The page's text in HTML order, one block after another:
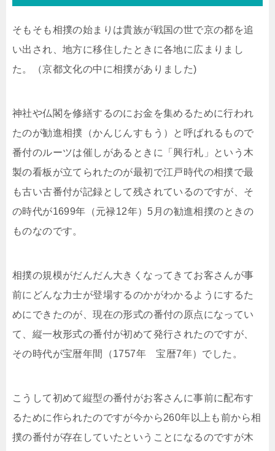
そもそも相撲の始まりは貴族が戦国の世で京の都を追
い出され、地方に移住したときに各地に広まりまし
た。（京都文化の中に相撲がありました)
神社や仏閣を修繕するのにお金を集めるために行われ
たのが勧進相撲（かんじんすもう）と呼ばれるもので
番付のルーツは催しがあるときに「興行札」という木
製の看板が立てられたのが最初で江戸時代の相撲で最
も古い古番付が記録として残されているのですが、そ
の時代が1699年（元禄12年）5月の勧進相撲のときの
ものなのです。
相撲の規模がだんだん大きくなってきてお客さんが事
前にどんな力士が登場するのかがわかるようにするた
めにできたのが、現在の形式の番付の原点になってい
て、縦一枚形式の番付が初めて発行されたのですが、
その時代が宝暦年間（1757年 宝暦7年）でした。
こうして初めて縦型の番付がお客さんに事前に配布す
るために作られたのですが今から260年以上も前から相
撲の番付が存在していたということになるのですが木